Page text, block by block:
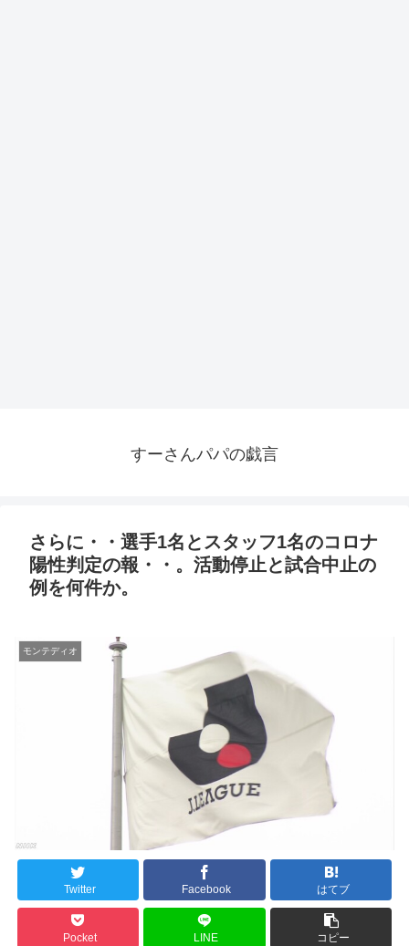
すーさんパパの戯言
さらに・・選手1名とスタッフ1名のコロナ
陽性判定の報・・。活動停止と試合中止の
例を何件か。
モンテディオ
Twitter Facebook はてブ
Pocket LINE コピー